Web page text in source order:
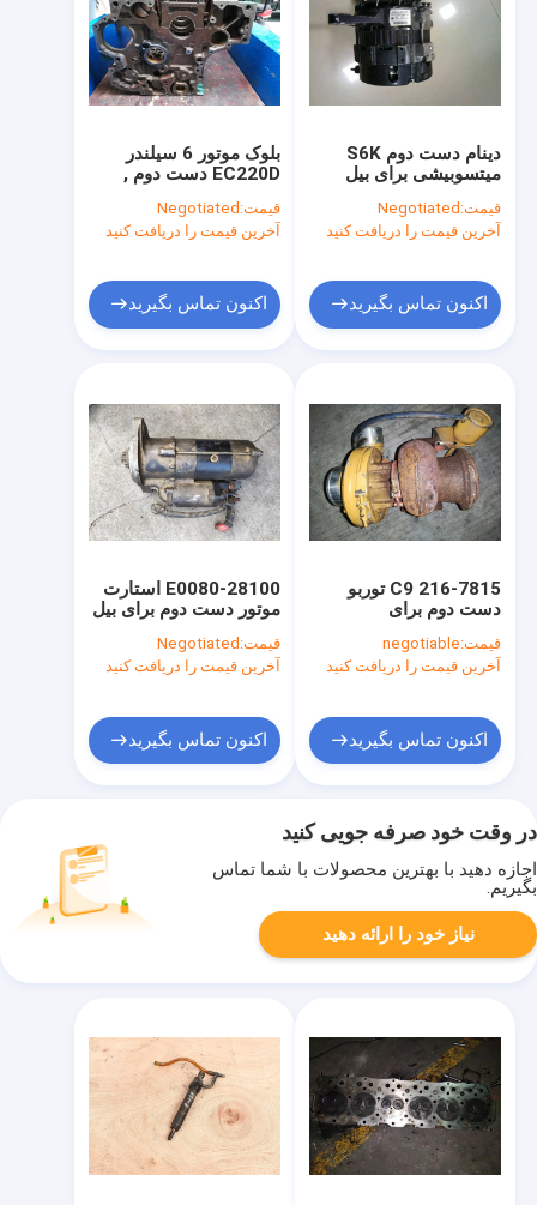
بلوک موتور 6 سیلندر
EC220D دست دوم ,
بیل مکانیکی
قیمت: Negotiated
آخرین قیمت را دریافت کنید
اکنون تماس بگیرید
دینام دست دوم S6K
میتسوبیشی برای بیل
00101 24V 50A
ME070120
قیمت: Negotiated
آخرین قیمت را دریافت کنید
اکنون تماس بگیرید
28100-E0080 استارت
موتور دست دوم برای بیل
28100-78124
قیمت: Negotiated
آخرین قیمت را دریافت کنید
اکنون تماس بگیرید
216-7815 C9 توربو
دست دوم برای
E330C موتور دیزل مواد
فولادی
قیمت:negotiable
آخرین قیمت را دریافت کنید
اکنون تماس بگیرید
در وقت خود صرفه جویی کنید
اجازه دهید با بهترین محصولات با شما تماس
بگیریم.
نیاز خود را ارائه دهید